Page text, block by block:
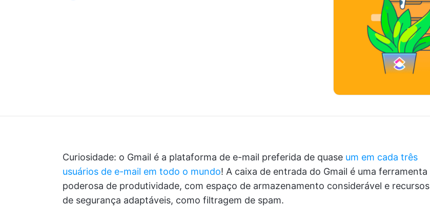
Curiosidade: o Gmail é a plataforma de e-mail preferida de quase um em cada três
usuários de e-mail em todo o mundo! A caixa de entrada do Gmail é uma ferramenta
poderosa de produtividade, com espaço de armazenamento considerável e recursos
de segurança adaptáveis, como filtragem de spam.